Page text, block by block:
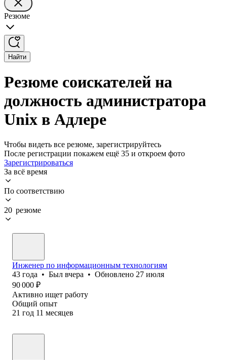
Резюме
Найти
Резюме соискателей на
должность администратора
Unix в Адлере
Чтобы видеть все резюме, зарегистрируйтесь
После регистрации покажем ещё 35 и откроем фото
Зарегистрироваться
За всё время
По соответствию
20 резюме
Инженер по информационным технологиям
43 года • Был вчера • Обновлено 27 июля
90 000 ₽
Активно ищет работу
Общий опыт
21 год 11 месяцев